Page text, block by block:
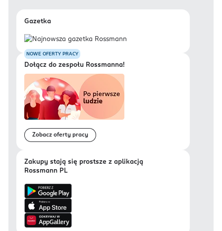
Gazetka
NOWE OFERTY PRACY
Dołącz do zespołu Rossmanna!
Zobacz oferty pracy
Zakupy stają się prostsze z aplikacją
Rossmann PL